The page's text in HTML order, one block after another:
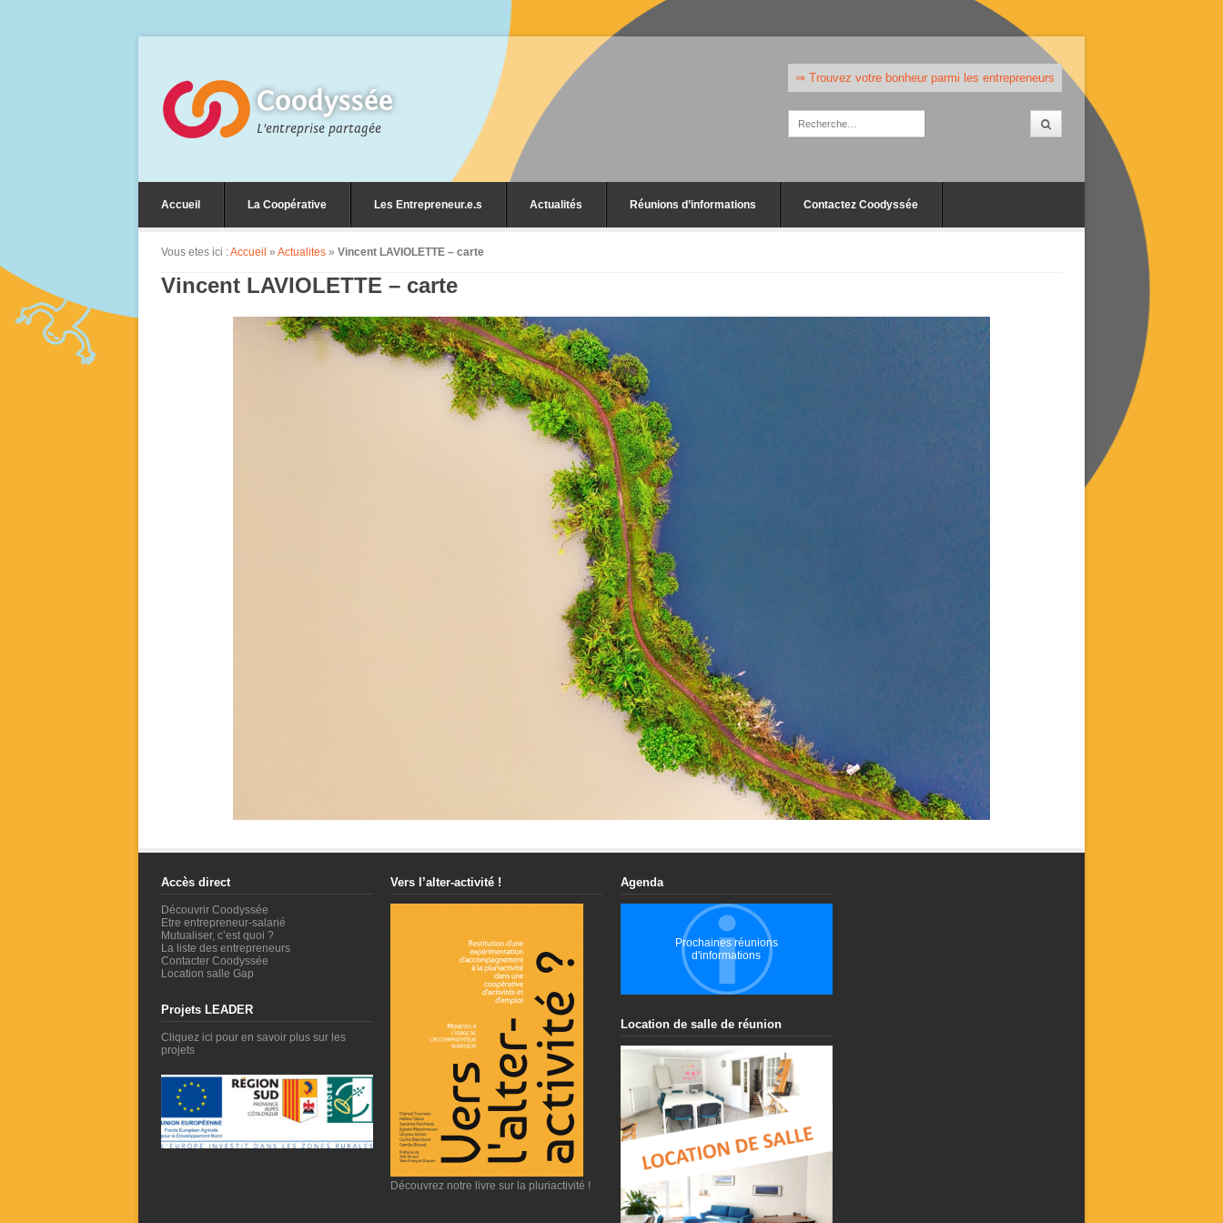
Coodyssée
L'entreprise partagée
⇒ Trouvez votre bonheur parmi les entrepreneurs
Accueil La Coopérative Les Entrepreneur.e.s Actualités Réunions d’informations Contactez Coodyssée
Vous etes ici :Accueil » Actualites » Vincent LAVIOLETTE – carte
Vincent LAVIOLETTE – carte
Accès direct
Découvrir Coodyssée
Etre entrepreneur-salarié
Mutualiser, c’est quoi ?
La liste des entrepreneurs
Contacter Coodyssée
Location salle Gap
Projets LEADER
Cliquez ici pour en savoir plus sur les
projets
Vers l’alter-activité !
Découvrez notre livre sur la pluriactivité !
Agenda
Prochaines réunions
d'informations
Location de salle de réunion